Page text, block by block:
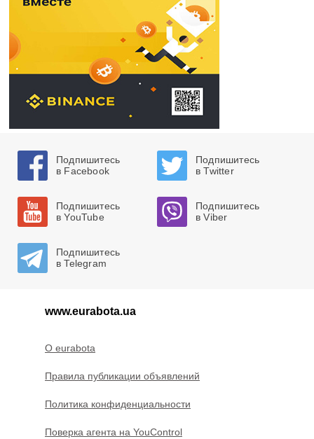
Подпишитесь
в Facebook
Подпишитесь
в Twitter
Подпишитесь
в YouTube
Подпишитесь
в Viber
Подпишитесь
в Telegram
www.eurabota.ua
O eurabota
Правила публикации объявлений
Политика конфиденциальности
Поверка агента на YouControl